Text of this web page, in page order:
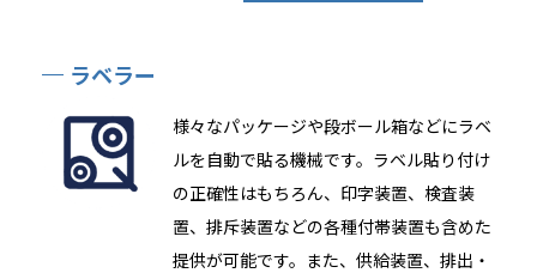
ラベラー
様々なパッケージや段ボール箱などにラベ
ルを自動で貼る機械です。ラベル貼り付け
の正確性はもちろん、印字装置、検査装
置、排斥装置などの各種付帯装置も含めた
提供が可能です。また、供給装置、排出・